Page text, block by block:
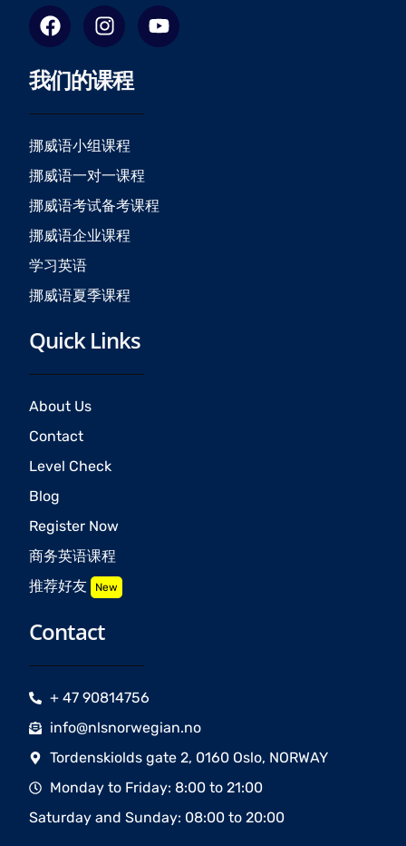
F
a
c
e
b
o
o
k
I
n
s
t
a
g
r
a
m
Y
o
u
我们的课程
挪威语小组课程
挪威语一对一课程
挪威语考试备考课程
挪威语企业课程
学习英语
挪威语夏季课程
Quick Links
About Us
Contact
Level Check
Blog
Register Now
商务英语课程
推荐好友 New
Contact
+ 47 90814756
info@nlsnorwegian.no
Tordenskiolds gate 2, 0160 Oslo, NORWAY
Monday to Friday: 8:00 to 21:00
Saturday and Sunday: 08:00 to 20:00